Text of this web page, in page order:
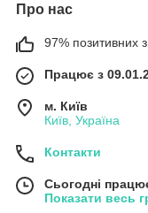
Про нас
97% позитивних з
Працює з
м. Київ
Київ, Україна
Контакти
Сьогодні
Показати весь